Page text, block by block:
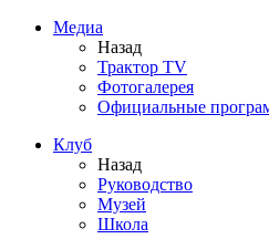
Медиа
Назад
Трактор TV
Фотогалерея
Официальные
Клуб
Назад
Руководство
Музей
Школа